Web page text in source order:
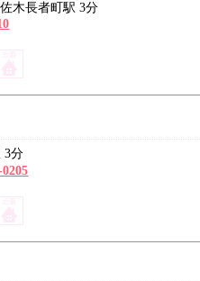
木長者町駅 3分
3分